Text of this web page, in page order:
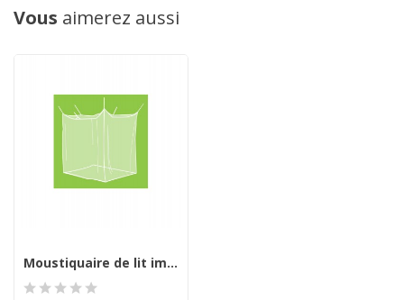
Vous aimerez aussi
Moustiquaire de lit imprégnée CABIN 1